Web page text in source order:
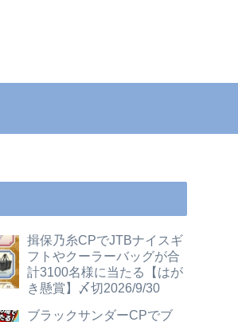
揖保乃糸CPでJTBナイスギ
フトやクーラーバッグが合
計3100名様に当たる【はが
き懸賞】〆切2026/9/30
ブラックサンダーCPでブ